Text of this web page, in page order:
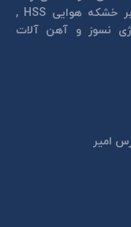
نزن, فولاد ابزاری سردكار, فولاد آلیاژی تندبر خشكه هوايی HSS ,
نسوز و آهن آلات
امير